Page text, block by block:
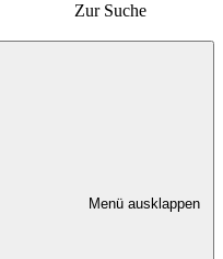
Zur Suche
Menü ausklappen